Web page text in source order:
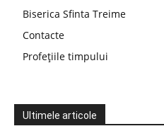
Biserica Sfinta Treime
Contacte
Profețiile timpului
Ultimele articole